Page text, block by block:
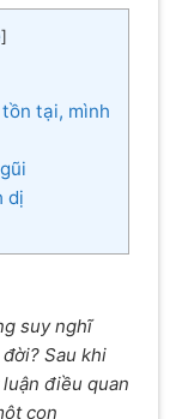
]
tại, mình
dị
suy nghĩ
Sau khi
điều quan
con